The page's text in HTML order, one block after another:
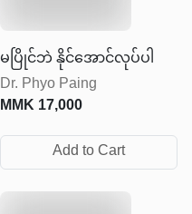
မပြိုင်ဘဲ နိုင်အောင်လုပ်ပါ
Dr. Phyo Paing
MMK17,000
Add to Cart